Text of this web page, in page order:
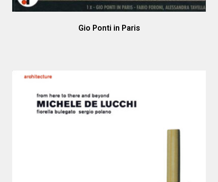
Gio Ponti in Paris